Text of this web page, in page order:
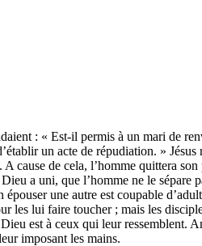
: « Est-il permis à un mari de
un acte de répudiation. » Jésus
de cela, l’homme quittera son
a uni, que l’homme ne le sépare
une autre est coupable
les lui faire toucher ; mais les
est à ceux qui leur ressemblent.
imposant les mains.